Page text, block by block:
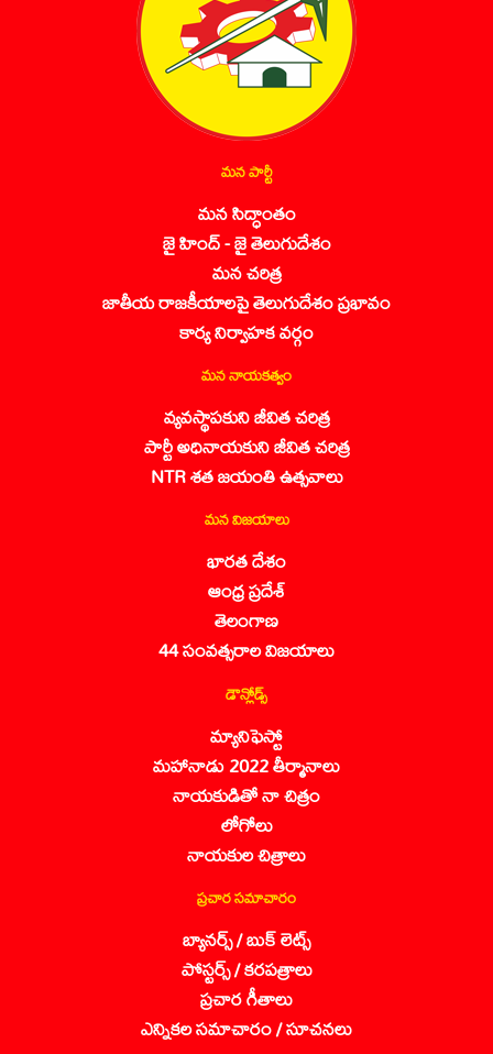
మన పార్టీ
మన సిద్ధాంతం
జై హింద్ - జై తెలుగుదేశం
మన చరిత్ర
జాతీయ రాజకీయాలపై తెలుగుదేశం ప్రభావం
కార్య నిర్వాహక వర్గం
మన నాయకత్వం
వ్యవస్థాపకుని జీవిత చరిత్ర
పార్టీ అధినాయకుని జీవిత చరిత్ర
NTR శత జయంతి ఉత్సవాలు
మన విజయాలు
భారత దేశం
ఆంధ్ర ప్రదేశ్
తెలంగాణ
44 సంవత్సరాల విజయాలు
డౌన్లోడ్స్
మ్యానిఫెస్టో
మహానాడు 2022 తీర్మానాలు
నాయకుడితో నా చిత్రం
లోగోలు
నాయకుల చిత్రాలు
ప్రచార సమాచారం
బ్యానర్స్ / బుక్ లెట్స్
పోస్టర్స్ / కరపత్రాలు
ప్రచార గీతాలు
ఎన్నికల సమాచారం / సూచనలు